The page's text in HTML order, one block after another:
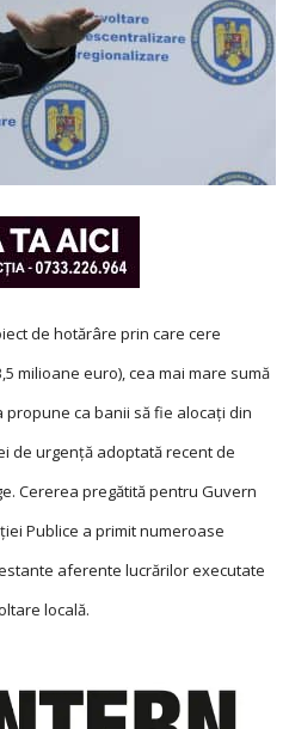
de hotărâre prin care cere
milioane euro), cea mai mare sumă
ca banii să fie alocaţi din
de urgenţă adoptată recent de
Cererea pregătită pentru Guvern
Publice a primit numeroase
aferente lucrărilor executate
locală.